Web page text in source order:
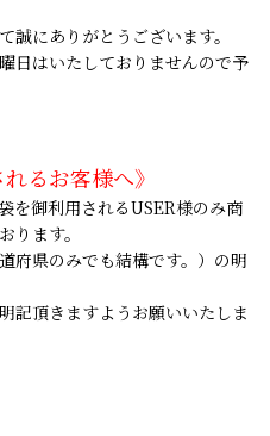
誠にありがとうございます。
日はいたしておりませんので予
るお客様へ》
を御利用されるUSER様のみ商
ります。
府県のみでも結構です。）の明
記頂きますようお願いいたしま